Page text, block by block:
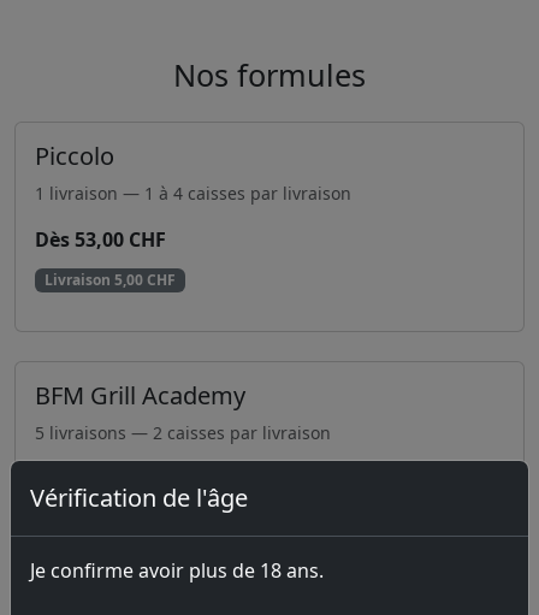
Vérification de l'âge
Je confirme avoir plus de 18 ans.
Nos formules
Piccolo
1 livraison — 1 à 4 caisses par livraison
Dès 53,00 CHF
Livraison 5,00 CHF
BFM Grill Academy
5 livraisons — 2 caisses par livraison
Cadeau compris :
Caisse de 20 Koalager offerte